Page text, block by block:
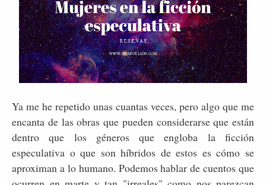
Ya me he repetido unas cuantas veces, pero algo que me
encanta de las obras que pueden considerarse que están
dentro que los géneros que engloba la ficción
especulativa o que son híbridos de estos es cómo se
aproximan a lo humano. Podemos hablar de cuentos que